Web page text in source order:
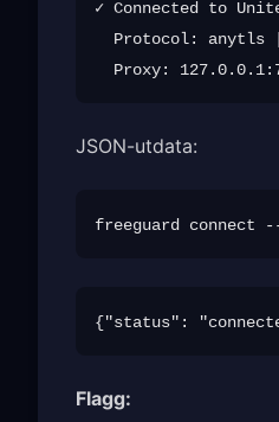
✓ Connected to
Protocol: anytls
JSON-utdata:
Flagg: